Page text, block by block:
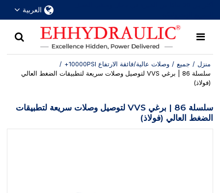
العربية
منزل / جميع / وصلات عالية/فائقة الارتفاع 10000PSI+
/
سلسلة 86 | برغي VVS لتوصيل وصلات سريعة لتطبيقات الضغط العالي
(فولاذ)
سلسلة 86 | برغي VVS لتوصيل وصلات سريعة لتطبيقات
الضغط العالي (فولاذ)